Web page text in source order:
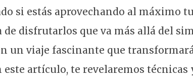
si estás aprovechando al máximo
de disfrutarlos que va más allá del
un viaje fascinante que
artículo, te revelaremos técnicas